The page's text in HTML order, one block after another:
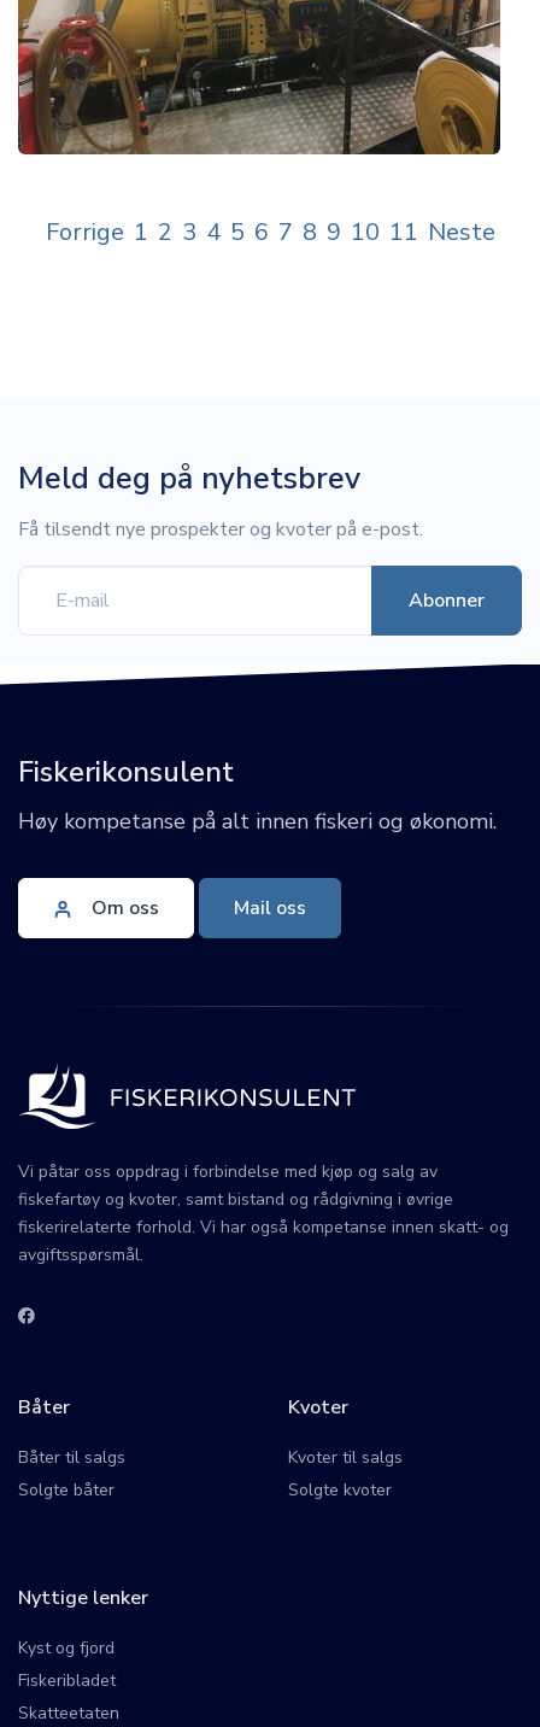
Forrige 1 2 3 4 5 6 7 8 9 10 11 Neste
Meld deg på nyhetsbrev
Få tilsendt nye prospekter og kvoter på e-post.
Fiskerikonsulent
Høy kompetanse på alt innen fiskeri og økonomi.
Om oss Mail oss
Vi påtar oss oppdrag i forbindelse med kjøp og salg av
fiskefartøy og kvoter, samt bistand og rådgivning i øvrige
fiskerirelaterte forhold. Vi har også kompetanse innen skatt- og
avgiftsspørsmål.
Båter
Båter til salgs
Solgte båter
Kvoter
Kvoter til salgs
Solgte kvoter
Nyttige lenker
Kyst og fjord
Fiskeribladet
Skatteetaten